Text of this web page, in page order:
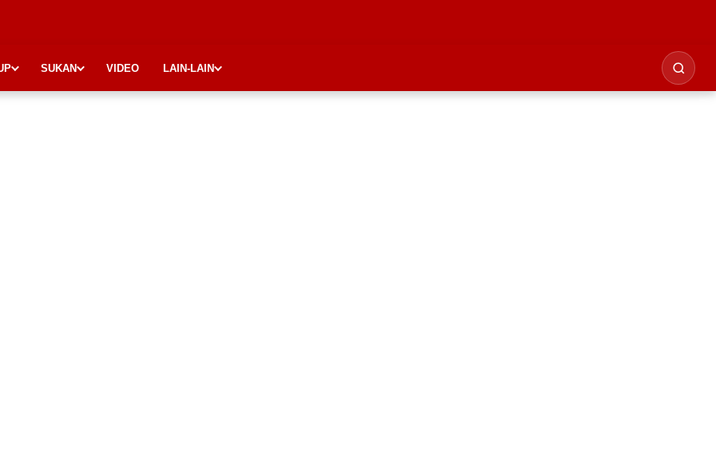
SUKAN VIDEO LAIN-LAIN